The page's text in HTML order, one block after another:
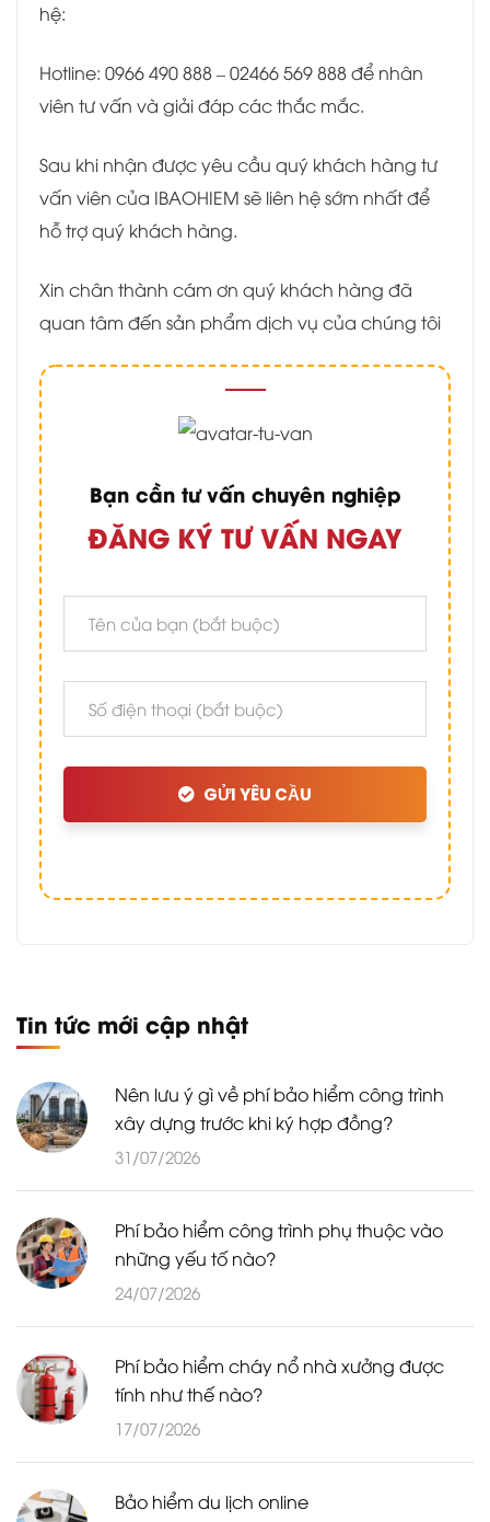
hệ:
Hotline: 0966 490 888 – 02466 569 888 để nhân
viên tư vấn và giải đáp các thắc mắc.
Sau khi nhận được yêu cầu quý khách hàng tư
vấn viên của IBAOHIEM sẽ liên hệ sớm nhất để
hỗ trợ quý khách hàng.
Xin chân thành cám ơn quý khách hàng đã
quan tâm đến sản phẩm dịch vụ của chúng tôi
Bạn cần tư vấn chuyên nghiệp
ĐĂNG KÝ TƯ VẤN NGAY
GỬI YÊU CẦU
Tin tức mới cập nhật
Nên lưu ý gì về phí bảo hiểm công trình
xây dựng trước khi ký hợp đồng?
31/07/2026
Phí bảo hiểm công trình phụ thuộc vào
những yếu tố nào?
24/07/2026
Phí bảo hiểm cháy nổ nhà xưởng được
tính như thế nào?
17/07/2026
Bảo hiểm du lịch online